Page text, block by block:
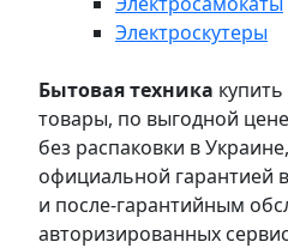
Электроскутеры
Бытовая техника
товары, по выгодной
без распаковки в
официальной гарантией
и после-гарантийным
авторизированных